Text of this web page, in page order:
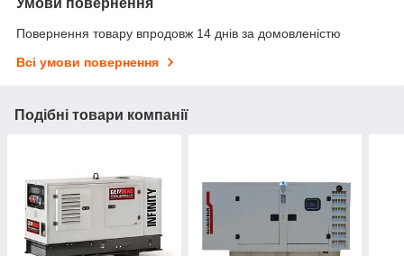
Повернення товару впродовж 14 днів за домовленістю
Всі умови повернення
Подібні товари компанії